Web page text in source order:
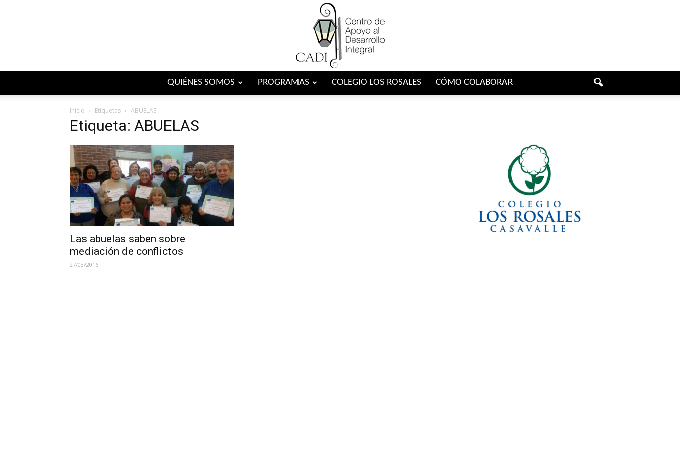
QUIÉNES SOMOS PROGRAMAS COLEGIO LOS ROSALES CÓMO COLABORAR
Inicio Etiquetas ABUELAS
Etiqueta: ABUELAS
Las abuelas saben sobre
mediación de conflictos
27/03/2016